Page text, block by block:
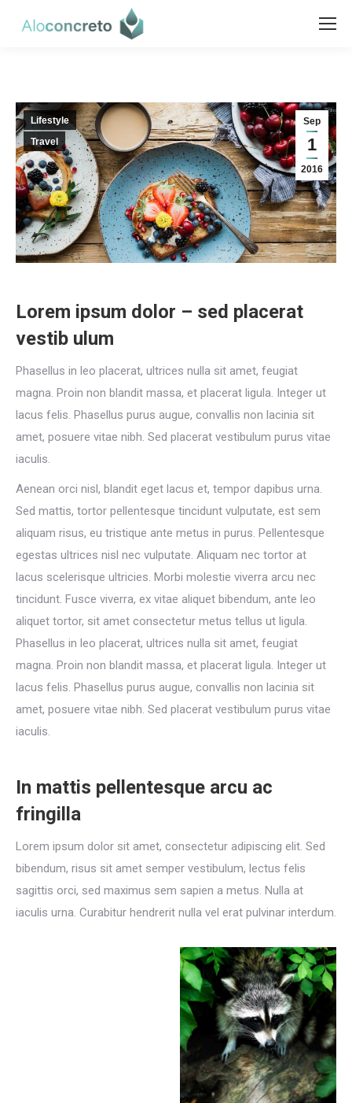
Sep
1
2016
Lifestyle
Travel
Lorem ipsum dolor – sed placerat
vestib ulum
Phasellus in leo placerat, ultrices nulla sit amet, feugiat
magna. Proin non blandit massa, et placerat ligula. Integer ut
lacus felis. Phasellus purus augue, convallis non lacinia sit
amet, posuere vitae nibh. Sed placerat vestibulum purus vitae
iaculis.
Aenean orci nisl, blandit eget lacus et, tempor dapibus urna.
Sed mattis, tortor pellentesque tincidunt vulputate, est sem
aliquam risus, eu tristique ante metus in purus. Pellentesque
egestas ultrices nisl nec vulputate. Aliquam nec tortor at
lacus scelerisque ultricies. Morbi molestie viverra arcu nec
tincidunt. Fusce viverra, ex vitae aliquet bibendum, ante leo
aliquet tortor, sit amet consectetur metus tellus ut ligula.
Phasellus in leo placerat, ultrices nulla sit amet, feugiat
magna. Proin non blandit massa, et placerat ligula. Integer ut
lacus felis. Phasellus purus augue, convallis non lacinia sit
amet, posuere vitae nibh. Sed placerat vestibulum purus vitae
iaculis.
In mattis pellentesque arcu ac
fringilla
Lorem ipsum dolor sit amet, consectetur adipiscing elit. Sed
bibendum, risus sit amet semper vestibulum, lectus felis
sagittis orci, sed maximus sem sapien a metus. Nulla at
iaculis urna. Curabitur hendrerit nulla vel erat pulvinar interdum.